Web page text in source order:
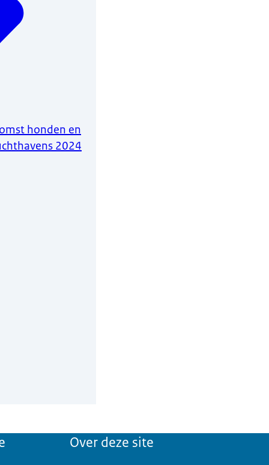
honden en
2024
Over deze site